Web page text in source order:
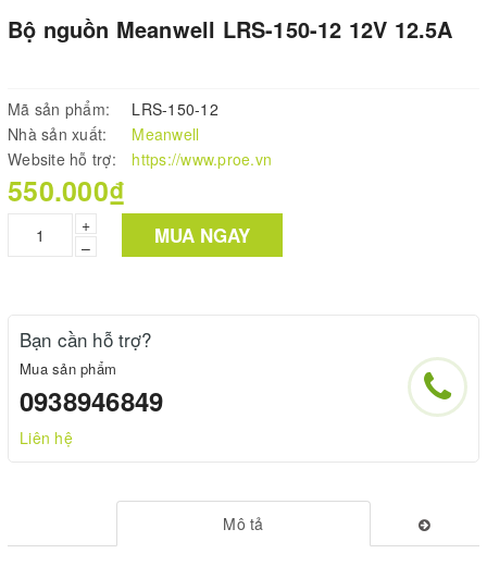
Bộ nguồn Meanwell LRS-150-12 12V 12.5A
Mã sản phẩm:
LRS-150-12
Nhà sản xuất:
Meanwell
Website hỗ trợ:
https://www.proe.vn
550.000₫
+
–
MUA NGAY
Bạn cần hỗ trợ?
Mua sản phẩm
0938946849
Liên hệ
Mô tả